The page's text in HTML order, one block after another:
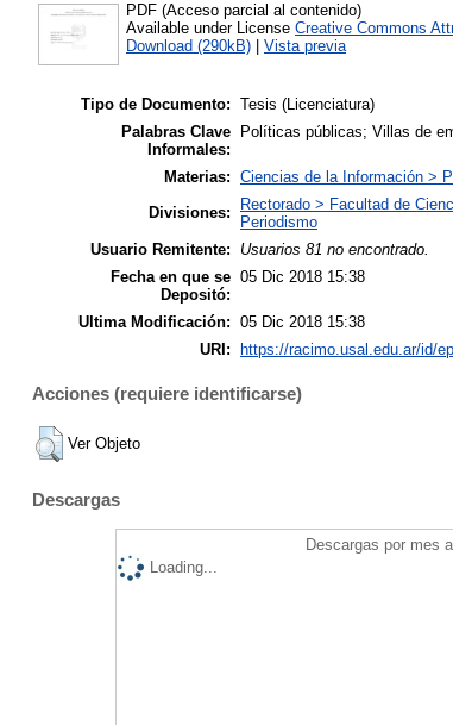
PDF (Acceso parcial al contenido)
Available under License Creative Commons
Download (290kB)
Vista previa
Tipo de Documento: Tesis (Licenciatura)
Palabras Clave
Informales:
Políticas públicas; Villas de
Materias: Ciencias de la Información >
Divisiones:
Rectorado > Facultad de
Periodismo
Usuario Remitente:
Usuarios 81 no encontrado.
Fecha en que se
Depositó:
05 Dic 2018 15:38
Ultima Modificación: 05 Dic 2018 15:38
URI:
https://racimo.usal.edu.ar/id/
Acciones (requiere identificarse)
Ver Objeto
Descargas
Descargas por mes
Loading...